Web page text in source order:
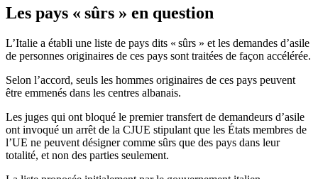
Les pays « sûrs » en question
L’Italie a établi une liste de pays dits « sûrs » et les demandes d’asile
de personnes originaires de ces pays sont traitées de façon accélérée.
Selon l’accord, seuls les hommes originaires de ces pays peuvent
être emmenés dans les centres albanais.
Les juges qui ont bloqué le premier transfert de demandeurs d’asile
ont invoqué un arrêt de la CJUE stipulant que les États membres de
l’UE ne peuvent désigner comme sûrs que des pays dans leur
totalité, et non des parties seulement.